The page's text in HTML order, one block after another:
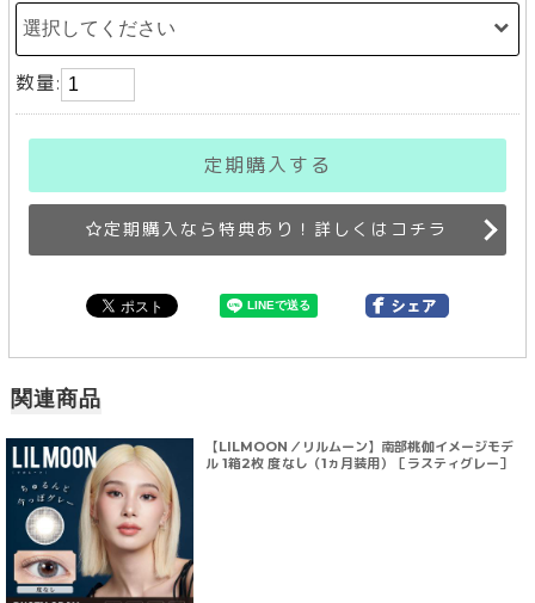
数量:
定期購入する
定期購入なら特典あり！詳しくはコチラ
関連商品
【LILMOON／リルムーン】南部桃伽イメージモデ
ル 1箱2枚 度なし（1ヵ月装用）［ラスティグレー］